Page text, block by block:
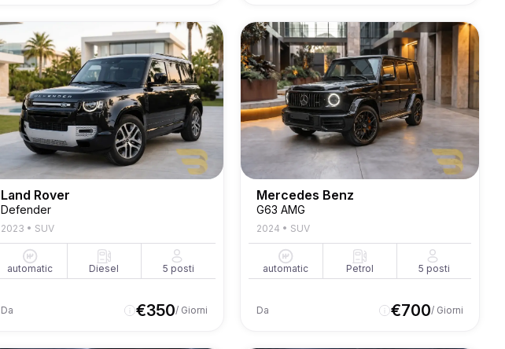
Land Rover
Defender
2023 • SUV
automatic Diesel 5 posti
Da €350/ Giorni
Mercedes Benz
G63 AMG
2024 • SUV
automatic Petrol 5 posti
Da €700/ Giorni